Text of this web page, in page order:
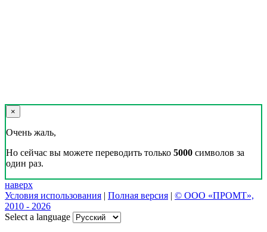
×
Очень жаль,
Но сейчас вы можете переводить только 5000 символов за
один раз.
наверх
Условия использования | Полная версия | © ООО «ПРОМТ»,
2010 - 2026
Select a language